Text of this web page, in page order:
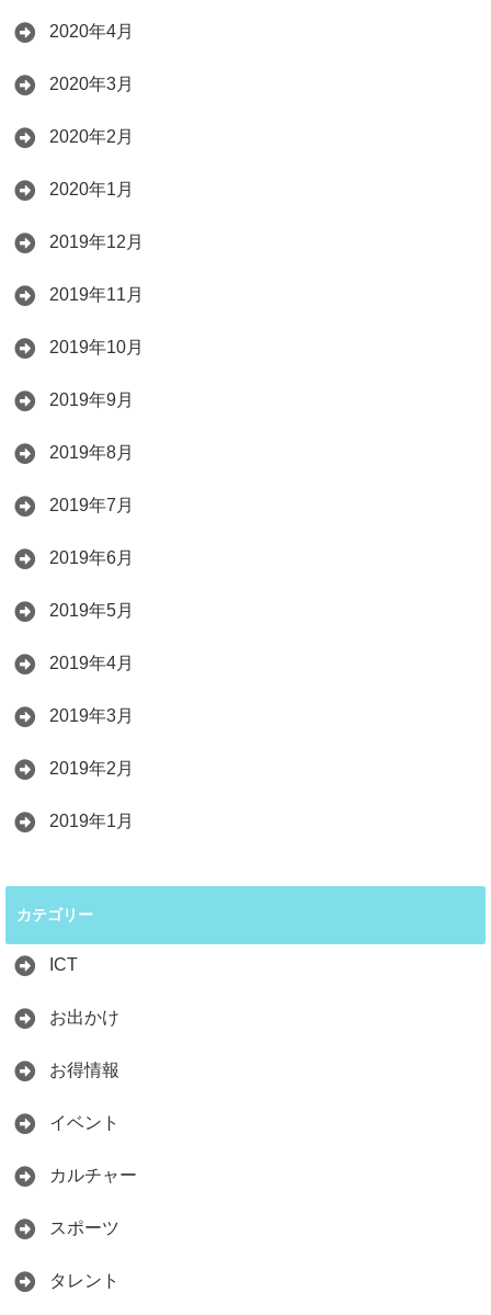
2020年4月
2020年3月
2020年2月
2020年1月
2019年12月
2019年11月
2019年10月
2019年9月
2019年8月
2019年7月
2019年6月
2019年5月
2019年4月
2019年3月
2019年2月
2019年1月
カテゴリー
ICT
お出かけ
お得情報
イベント
カルチャー
スポーツ
タレント